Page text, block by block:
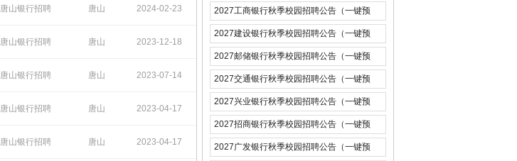
16:06:55
唐山银行招聘 唐山 2024-02-23
13:47:40
唐山银行招聘 唐山 2023-12-18
09:09:22
唐山银行招聘 唐山 2023-07-14
10:03:48
唐山银行招聘 唐山 2023-04-17
14:22:02
唐山银行招聘 唐山 2023-04-17
约）
2027工商银行秋季校园招聘公告（一键预
约）
2027建设银行秋季校园招聘公告（一键预
约）
2027邮储银行秋季校园招聘公告（一键预
约）
2027交通银行秋季校园招聘公告（一键预
约）
2027兴业银行秋季校园招聘公告（一键预
约）
2027招商银行秋季校园招聘公告（一键预
约）
2027广发银行秋季校园招聘公告（一键预